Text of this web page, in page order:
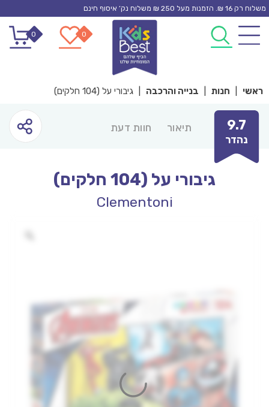
Skip
content
משלוח רק 16 ₪. הזמנות מעל 250 ₪ משלוח נק’ איסוף חינם
0
0
ראשי חנות בנייה והרכבה גיבורי על (104 חלקים)
9.7
נהדר
תיאור חוות דעת
גיבורי על (104 חלקים)
Clementoni